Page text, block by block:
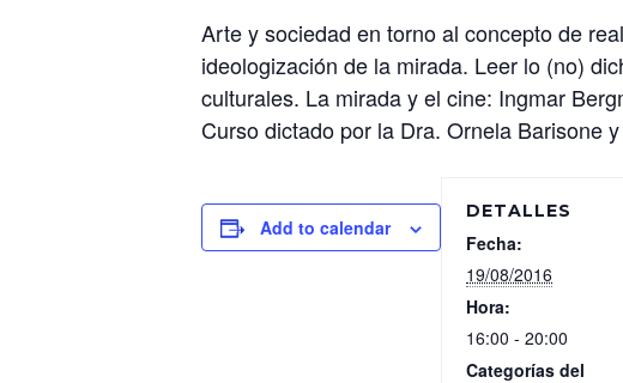
Arte y sociedad en torno al concepto de
ideologización de la mirada. Leer lo (no)
culturales. La mirada y el cine: Ingmar
Curso dictado por la Dra. Ornela Barisone
Add to calendar
DETALLES
Fecha:
19/08/2016
Hora:
16:00 - 20:00
Categorías del